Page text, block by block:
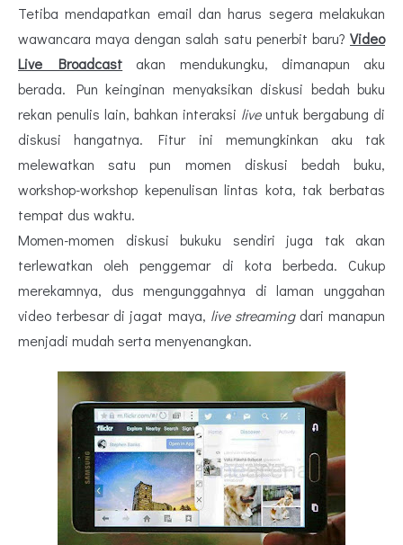
Tetiba mendapatkan email dan harus segera melakukan
wawancara maya dengan salah satu penerbit baru? Video
Live Broadcast
akan mendukungku, dimanapun aku
berada. Pun keinginan menyaksikan diskusi bedah buku
rekan penulis lain, bahkan interaksi liveuntuk bergabung di
diskusi hangatnya. Fitur ini memungkinkan aku tak
melewatkan satu pun momen diskusi bedah buku,
workshop-workshop kepenulisan lintas kota, tak berbatas
tempat dus waktu.
Momen-momen diskusi bukuku sendiri juga tak akan
terlewatkan oleh penggemar di kota berbeda. Cukup
merekamnya, dus mengunggahnya di laman unggahan
video terbesar di jagat maya, live streamingdari manapun
menjadi mudah serta menyenangkan.